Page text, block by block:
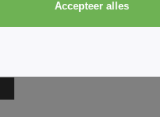
Accepteer alles